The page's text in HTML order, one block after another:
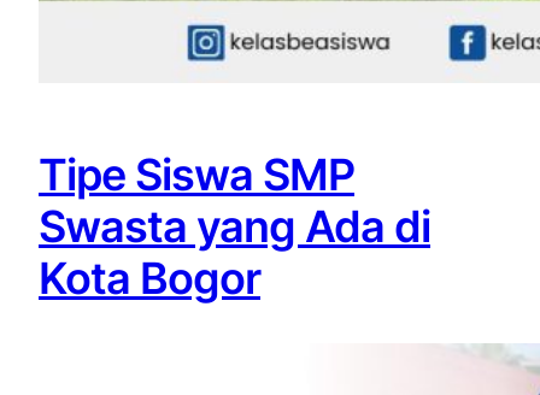
Tipe Siswa SMP
Swasta yang Ada di
Kota Bogor